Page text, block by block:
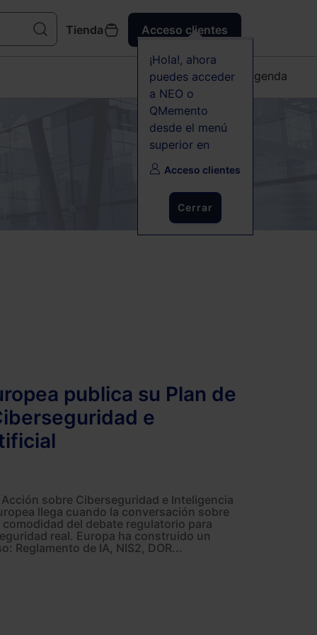
Tienda Acceso clientes
¡Hola!, ahora
puedes acceder
a NEO o
QMemento
desde el menú
superior en
Acceso clientes
Cerrar
Agenda
publica su Plan de
e
sobre Ciberseguridad e Inteligencia
llega cuando la conversación sobre
del debate regulatorio para
real. Europa ha construido un
Reglamento de IA, NIS2, DOR...